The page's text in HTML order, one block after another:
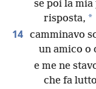
se poi la
risposta, *
14 camminavo
un amico o
e me ne
che fa